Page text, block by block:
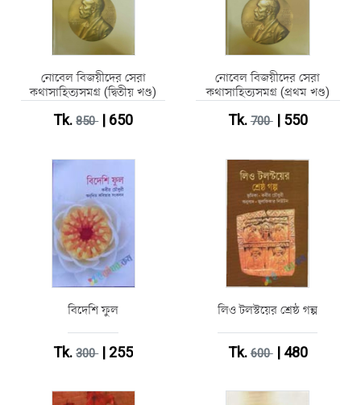
নোবেল বিজয়ীদের সেরা
কথাসাহিত্যসমগ্র (দ্বিতীয় খণ্ড)
Tk.850| 650
নোবেল বিজয়ীদের সেরা
কথাসাহিত্যসমগ্র (প্রথম খণ্ড)
Tk.700| 550
বিদেশি ফুল
Tk.300| 255
লিও টলস্টয়ের শ্রেষ্ঠ গল্প
Tk.600| 480